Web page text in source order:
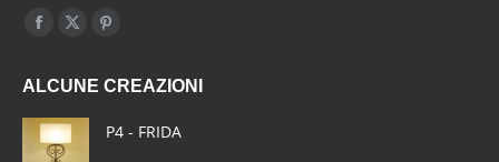
Find us on:
Facebook
opens
in
new
X
opens
in
new
Pinterest
opens
ALCUNE CREAZIONI
P4 - FRIDA